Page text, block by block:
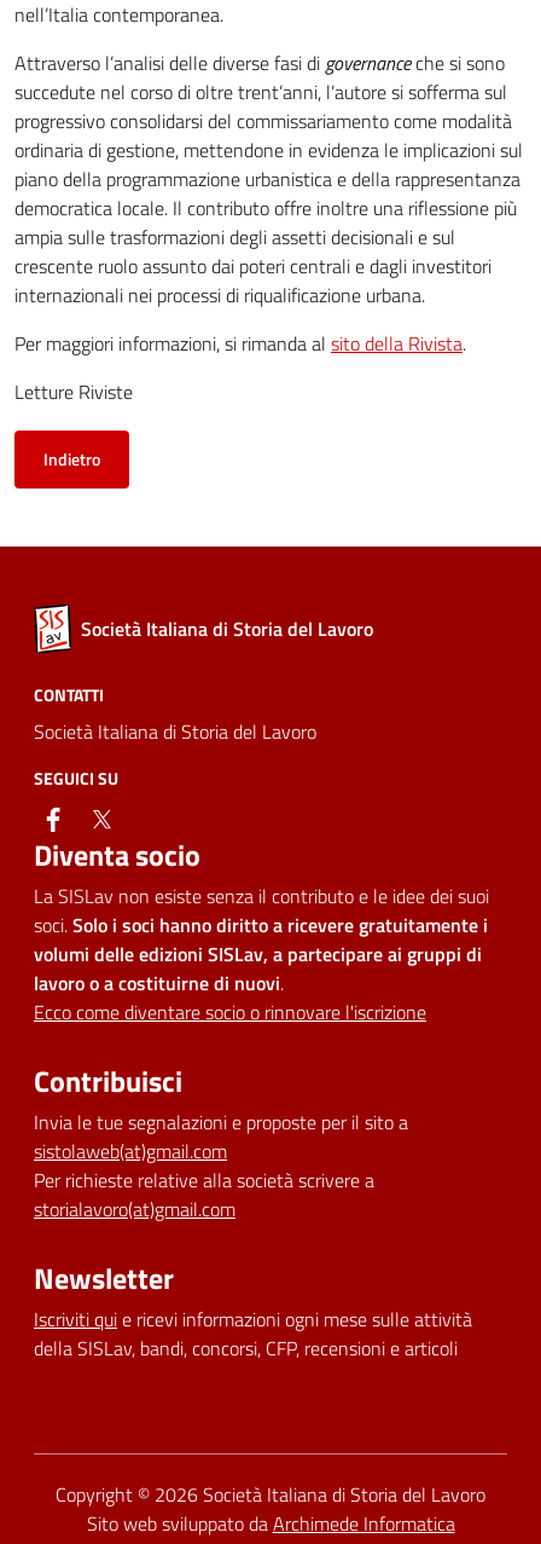
nell’Italia contemporanea.
Attraverso l’analisi delle diverse fasi digovernanceche si sono
succedute nel corso di oltre trent’anni, l’autore si sofferma sul
progressivo consolidarsi del commissariamento come modalità
ordinaria di gestione, mettendone in evidenza le implicazioni sul
piano della programmazione urbanistica e della rappresentanza
democratica locale. Il contributo offre inoltre una riflessione più
ampia sulle trasformazioni degli assetti decisionali e sul
crescente ruolo assunto dai poteri centrali e dagli investitori
internazionali nei processi di riqualificazione urbana.
Per maggiori informazioni, si rimanda al sito della Rivista.
Letture Riviste
Indietro
Società Italiana di Storia del Lavoro
CONTATTI
Società Italiana di Storia del Lavoro
SEGUICI SU
facebook
Diventa socio
La SISLav non esiste senza il contributo e le idee dei suoi
soci.Solo i soci hanno diritto a ricevere gratuitamente i
volumi delle edizioni SISLav, a partecipare ai gruppi di
lavoro o a costituirne di nuovi.
Ecco come diventare socio o rinnovare l'iscrizione
Contribuisci
Invia le tue segnalazioni e proposte per il sito a
sistolaweb(at)gmail.com
Per richieste relative alla società scrivere a
storialavoro(at)gmail.com
Newsletter
Iscriviti quie ricevi informazioni ogni mese sulle attività
della SISLav, bandi, concorsi, CFP, recensioni e articoli
Copyright © 2026Società Italiana di Storia del Lavoro
Sito web sviluppato daArchimede Informatica